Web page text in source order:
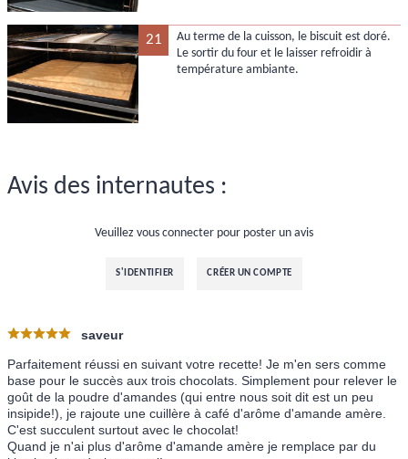
21
Au terme de la cuisson, le biscuit est doré.
Le sortir du four et le laisser refroidir à
température ambiante.
Avis des internautes :
Veuillez vous connecter pour poster un avis
S'IDENTIFIER CRÉER UN COMPTE
saveur
Parfaitement réussi en suivant votre recette! Je m'en sers comme
base pour le succès aux trois chocolats. Simplement pour relever le
goût de la poudre d'amandes (qui entre nous soit dit est un peu
insipide!), je rajoute une cuillère à café d'arôme d'amande amère.
C'est succulent surtout avec le chocolat!
Quand je n'ai plus d'arôme d'amande amère je remplace par du